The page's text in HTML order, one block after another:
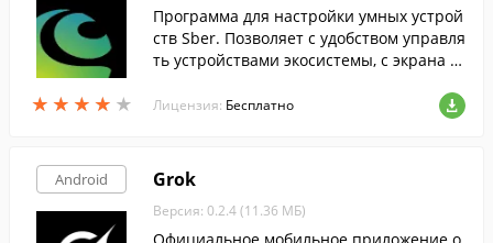
★ ★ ★ ★ ★
★ ★ ★ ★ ★
Программа для настройки умных устрой
ств Sber. Позволяет с удобством управля
ть устройствами экосистемы, с экрана в
Лицензия: Бесплатно
Android Grok
Версия: 0.2.4 (11.36 МБ)